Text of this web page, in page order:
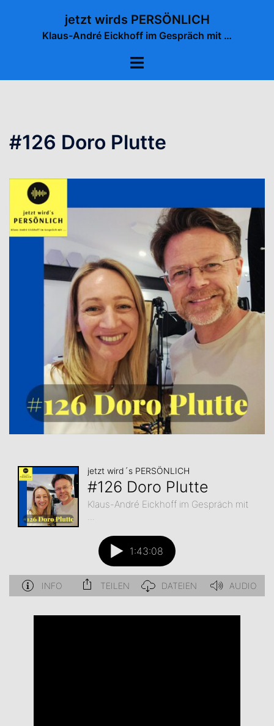
jetzt wirds PERSÖNLICH
Klaus-André Eickhoff im Gespräch mit …
Menü
#126 Doro Plutte